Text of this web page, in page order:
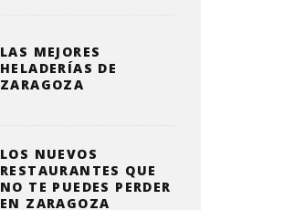
LAS MEJORES
HELADERÍAS DE
ZARAGOZA
LOS NUEVOS
RESTAURANTES QUE
NO TE PUEDES PERDER
EN ZARAGOZA